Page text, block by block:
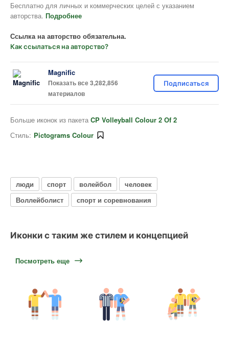
Бесплатно для личных и коммерческих целей с указанием
авторства. Подробнее
Ссылка на авторство обязательна.
Как ссылаться на авторство?
Magnific
Показать все 3,282,856
материалов
Подписаться
Больше иконок из пакета CP Volleyball Colour 2 Of 2
Стиль: Pictograms Colour
люди спорт волейбол
человек
Воллейболист
спорт и соревнования
Иконки с таким же стилем и концепцией
Посмотреть еще